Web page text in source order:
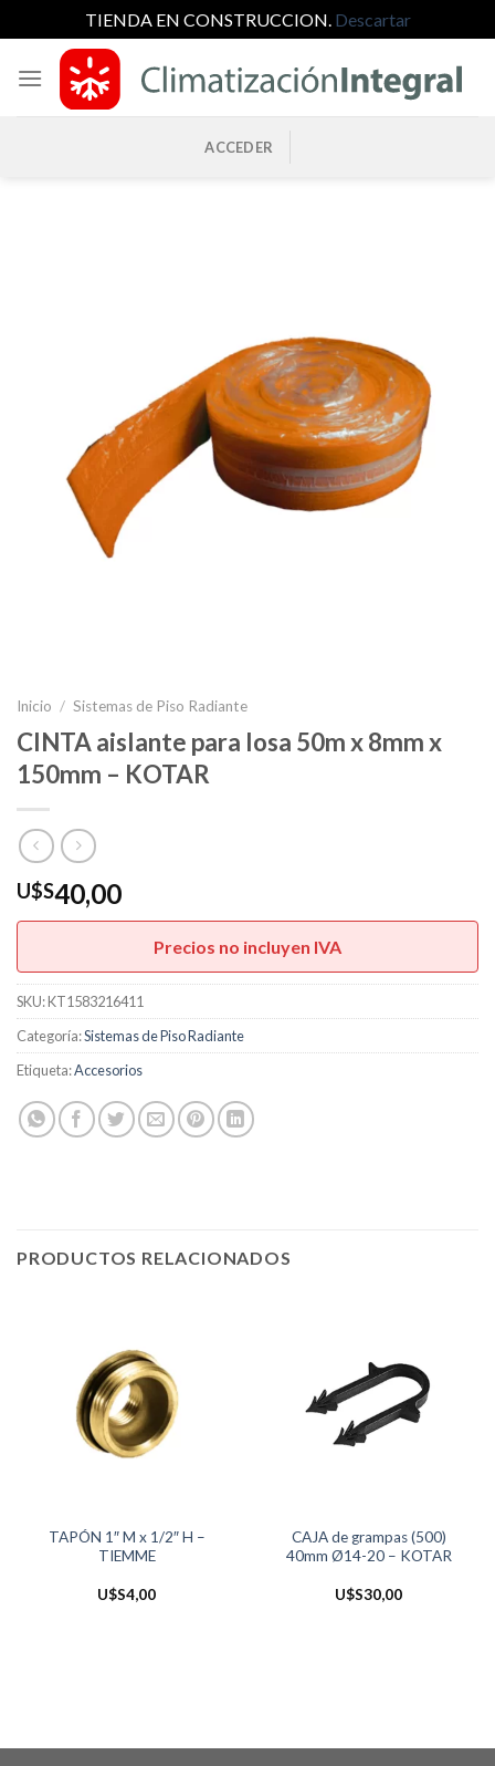
TIENDA EN CONSTRUCCION. Descartar
contenido
ACCEDER
Inicio / Sistemas de Piso Radiante
CINTA aislante para losa 50m x 8mm x
150mm – KOTAR
U$S40,00
Precios no incluyen IVA
SKU:KT1583216411
Categoría:Sistemas de Piso Radiante
Etiqueta:Accesorios
PRODUCTOS RELACIONADOS
TAPÓN 1″ M x 1/2″ H –
TIEMME
U$S4,00
CAJA de grampas (500)
40mm Ø14-20 – KOTAR
U$S30,00